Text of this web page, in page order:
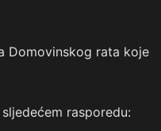
Domovinskog rata koje
sljedećem rasporedu: